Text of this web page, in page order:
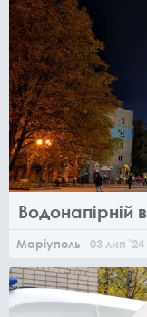
Водонапірній
Маріуполь 03 лип '24